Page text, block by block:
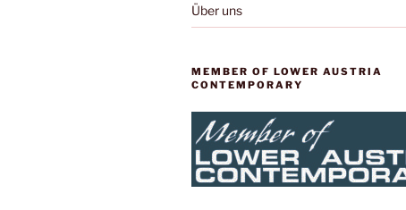
Über uns
MEMBER OF LOWER AUSTRIA
CONTEMPORARY